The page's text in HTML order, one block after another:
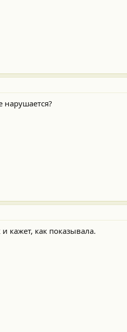
нарушается?
и кажет, как показывала.